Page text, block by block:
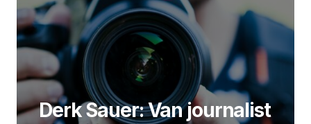
Derk Sauer: Van journalist